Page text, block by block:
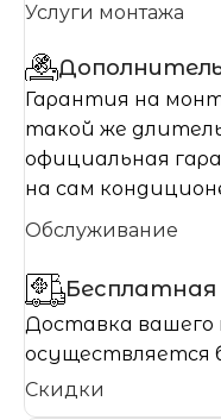
Услуги монтажа
Гарантия на
такой же
официальная
на сам
Обслуживание
Доставка вашего
осуществляется
Скидки